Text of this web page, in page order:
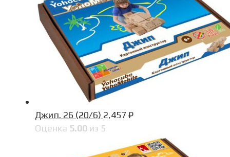
Джип. 26 (20/6) 2,457 ₽
Оценка 5.00 из 5